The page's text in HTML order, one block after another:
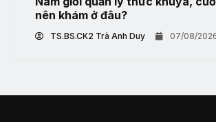
nên khám ở đâu?
TS.BS.CK2 Trà Anh Duy 07/08/